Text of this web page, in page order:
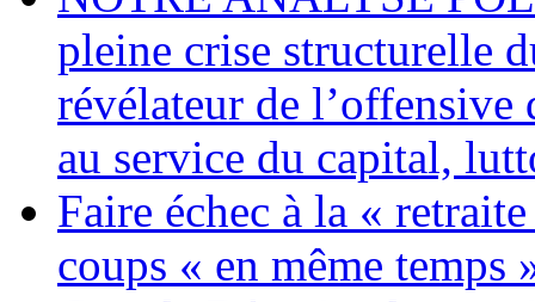
pleine crise structurelle
révélateur de
au service du capital,
Faire échec à la «
coups « en même temps